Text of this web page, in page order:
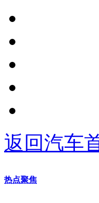
返回汽车
热点聚焦